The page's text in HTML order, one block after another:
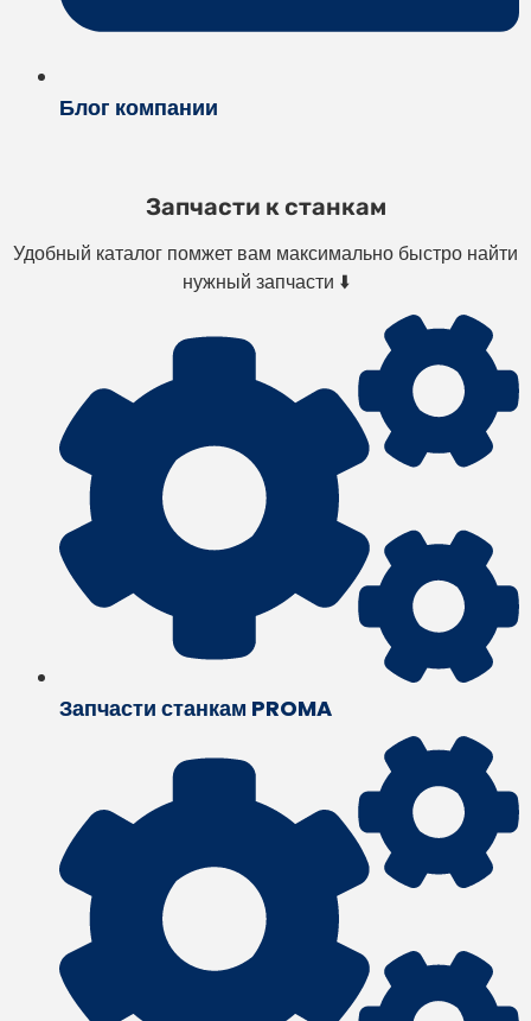
Блог компании
Запчасти к станкам
Удобный каталог помжет вам максимально быстро найти
нужный запчасти ⬇️
Запчасти станкам PROMA